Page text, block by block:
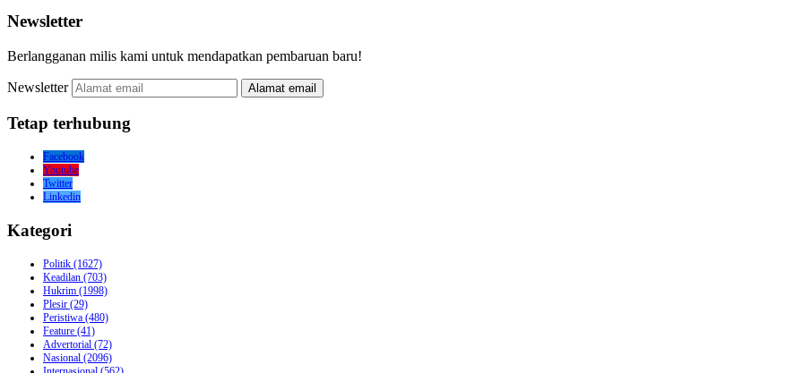
Newsletter
Berlangganan milis kami untuk mendapatkan pembaruan baru!
Newsletter Alamat email
Tetap terhubung
Facebook
Youtube
Twitter
Linkedin
Kategori
Politik (1627)
Keadilan (703)
Hukrim (1998)
Plesir (29)
Peristiwa (480)
Feature (41)
Advertorial (72)
Nasional (2096)